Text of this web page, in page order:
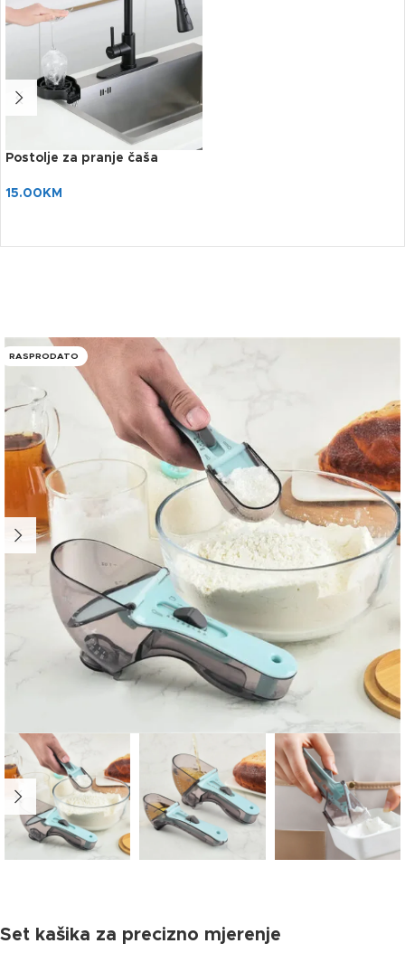
Postolje za pranje čaša
15.00 KM
RASPRODATO
Set kašika za precizno mjerenje